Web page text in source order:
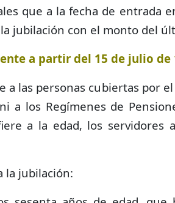
que a la fecha de entrada
jubilación con el monto del
a partir del 15 de julio de
a las personas cubiertas por
a los Regímenes de
a la edad, los
la jubilación: